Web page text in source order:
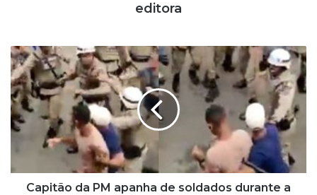
editora
C
a
p
i
t
ã
a
Capitão da PM apanha de soldados durante a